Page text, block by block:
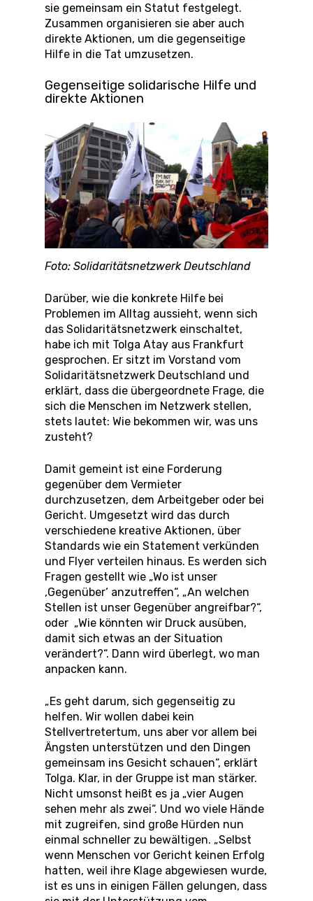
sie gemeinsam ein Statut festgelegt.
Zusammen organisieren sie aber auch
direkte Aktionen, um die gegenseitige
Hilfe in die Tat umzusetzen.
Gegenseitige solidarische Hilfe und
direkte Aktionen
Foto: Solidaritätsnetzwerk Deutschland
Darüber, wie die konkrete Hilfe bei
Problemen im Alltag aussieht, wenn sich
das Solidaritätsnetzwerk einschaltet,
habe ich mit Tolga Atay aus Frankfurt
gesprochen. Er sitzt im Vorstand vom
Solidaritätsnetzwerk Deutschland und
erklärt, dass die übergeordnete Frage, die
sich die Menschen im Netzwerk stellen,
stets lautet: Wie bekommen wir, was uns
zusteht?
Damit gemeint ist eine Forderung
gegenüber dem Vermieter
durchzusetzen, dem Arbeitgeber oder bei
Gericht. Umgesetzt wird das durch
verschiedene kreative Aktionen, über
Standards wie ein Statement verkünden
und Flyer verteilen hinaus. Es werden sich
Fragen gestellt wie „Wo ist unser
‚Gegenüber‘ anzutreffen“, „An welchen
Stellen ist unser Gegenüber angreifbar?“,
oder „Wie könnten wir Druck ausüben,
damit sich etwas an der Situation
verändert?“. Dann wird überlegt, wo man
anpacken kann.
„Es geht darum, sich gegenseitig zu
helfen. Wir wollen dabei kein
Stellvertretertum, uns aber vor allem bei
Ängsten unterstützen und den Dingen
gemeinsam ins Gesicht schauen“, erklärt
Tolga. Klar, in der Gruppe ist man stärker.
Nicht umsonst heißt es ja „vier Augen
sehen mehr als zwei“. Und wo viele Hände
mit zugreifen, sind große Hürden nun
einmal schneller zu bewältigen. „Selbst
wenn Menschen vor Gericht keinen Erfolg
hatten, weil ihre Klage abgewiesen wurde,
ist es uns in einigen Fällen gelungen, dass